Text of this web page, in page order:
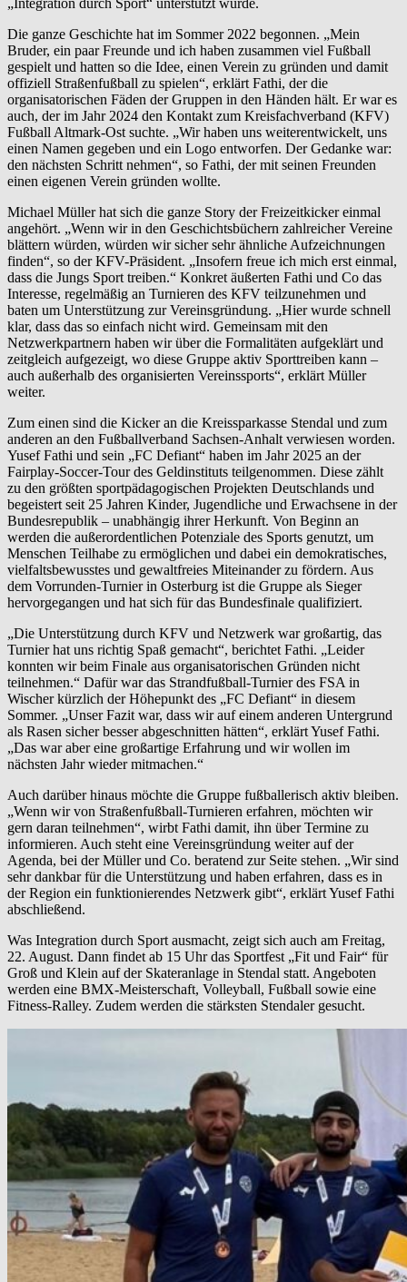
Die ganze Geschichte hat im Sommer 2022 begonnen. „Mein
Bruder, ein paar Freunde und ich haben zusammen viel Fußball
gespielt und hatten so die Idee, einen Verein zu gründen und damit
offiziell Straßenfußball zu spielen“, erklärt Fathi, der die
organisatorischen Fäden der Gruppen in den Händen hält. Er war es
auch, der im Jahr 2024 den Kontakt zum Kreisfachverband (KFV)
Fußball Altmark-Ost suchte. „Wir haben uns weiterentwickelt, uns
einen Namen gegeben und ein Logo entworfen. Der Gedanke war:
den nächsten Schritt nehmen“, so Fathi, der mit seinen Freunden
einen eigenen Verein gründen wollte.
Michael Müller hat sich die ganze Story der Freizeitkicker einmal
angehört. „Wenn wir in den Geschichtsbüchern zahlreicher Vereine
blättern würden, würden wir sicher sehr ähnliche Aufzeichnungen
finden“, so der KFV-Präsident. „Insofern freue ich mich erst einmal,
dass die Jungs Sport treiben.“ Konkret äußerten Fathi und Co das
Interesse, regelmäßig an Turnieren des KFV teilzunehmen und
baten um Unterstützung zur Vereinsgründung. „Hier wurde schnell
klar, dass das so einfach nicht wird. Gemeinsam mit den
Netzwerkpartnern haben wir über die Formalitäten aufgeklärt und
zeitgleich aufgezeigt, wo diese Gruppe aktiv Sporttreiben kann –
auch außerhalb des organisierten Vereinssports“, erklärt Müller
weiter.
Zum einen sind die Kicker an die Kreissparkasse Stendal und zum
anderen an den Fußballverband Sachsen-Anhalt verwiesen worden.
Yusef Fathi und sein „FC Defiant“ haben im Jahr 2025 an der
Fairplay-Soccer-Tour des Geldinstituts teilgenommen. Diese zählt
zu den größten sportpädagogischen Projekten Deutschlands und
begeistert seit 25 Jahren Kinder, Jugendliche und Erwachsene in der
Bundesrepublik – unabhängig ihrer Herkunft. Von Beginn an
werden die außerordentlichen Potenziale des Sports genutzt, um
Menschen Teilhabe zu ermöglichen und dabei ein demokratisches,
vielfaltsbewusstes und gewaltfreies Miteinander zu fördern. Aus
dem Vorrunden-Turnier in Osterburg ist die Gruppe als Sieger
hervorgegangen und hat sich für das Bundesfinale qualifiziert.
„Die Unterstützung durch KFV und Netzwerk war großartig, das
Turnier hat uns richtig Spaß gemacht“, berichtet Fathi. „Leider
konnten wir beim Finale aus organisatorischen Gründen nicht
teilnehmen.“ Dafür war das Strandfußball-Turnier des FSA in
Wischer kürzlich der Höhepunkt des „FC Defiant“ in diesem
Sommer. „Unser Fazit war, dass wir auf einem anderen Untergrund
als Rasen sicher besser abgeschnitten hätten“, erklärt Yusef Fathi.
„Das war aber eine großartige Erfahrung und wir wollen im
nächsten Jahr wieder mitmachen.“
Auch darüber hinaus möchte die Gruppe fußballerisch aktiv bleiben.
„Wenn wir von Straßenfußball-Turnieren erfahren, möchten wir
gern daran teilnehmen“, wirbt Fathi damit, ihn über Termine zu
informieren. Auch steht eine Vereinsgründung weiter auf der
Agenda, bei der Müller und Co. beratend zur Seite stehen. „Wir sind
sehr dankbar für die Unterstützung und haben erfahren, dass es in
der Region ein funktionierendes Netzwerk gibt“, erklärt Yusef Fathi
abschließend.
Was Integration durch Sport ausmacht, zeigt sich auch am Freitag,
22. August. Dann findet ab 15 Uhr das Sportfest „Fit und Fair“ für
Groß und Klein auf der Skateranlage in Stendal statt. Angeboten
werden eine BMX-Meisterschaft, Volleyball, Fußball sowie eine
Fitness-Ralley. Zudem werden die stärksten Stendaler gesucht.